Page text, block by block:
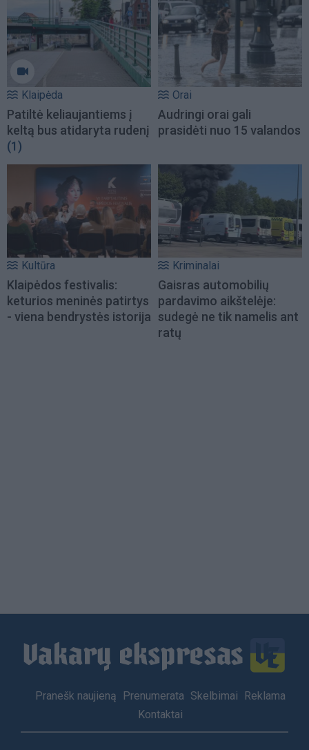
Klaipėda
Patiltė keliaujantiems į
keltą bus atidaryta rudenį
(1)
Orai
Audringi orai gali
prasidėti nuo 15 valandos
Kultūra
Klaipėdos festivalis:
keturios meninės patirtys
- viena bendrystės istorija
Kriminalai
Gaisras automobilių
pardavimo aikštelėje:
sudegė ne tik namelis ant
ratų
Footer
Pranešk naujieną Prenumerata Skelbimai
Reklama
Kontaktai